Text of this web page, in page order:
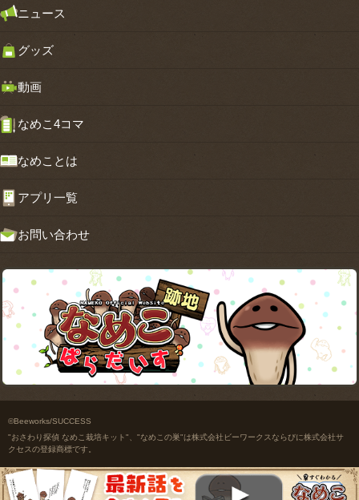
ニュース
グッズ
動画
なめこ4コマ
なめことは
アプリ一覧
お問い合わせ
©Beeworks/SUCCESS
"おさわり探偵 なめこ栽培キット"、"なめこの巣"は株式会社ビーワークスならびに株式会社サ
クセスの登録商標です。